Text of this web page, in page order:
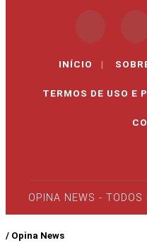
INÍCIO |
TERMOS DE USO E
OPINA NEWS - TODOS
/ Opina News